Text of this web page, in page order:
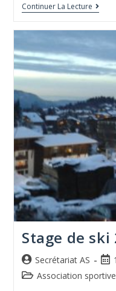
Continuer La Lecture
Stage de ski
Secrétariat AS
Association sportive